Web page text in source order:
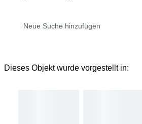
Dieses Objekt wurde vorgestellt in: